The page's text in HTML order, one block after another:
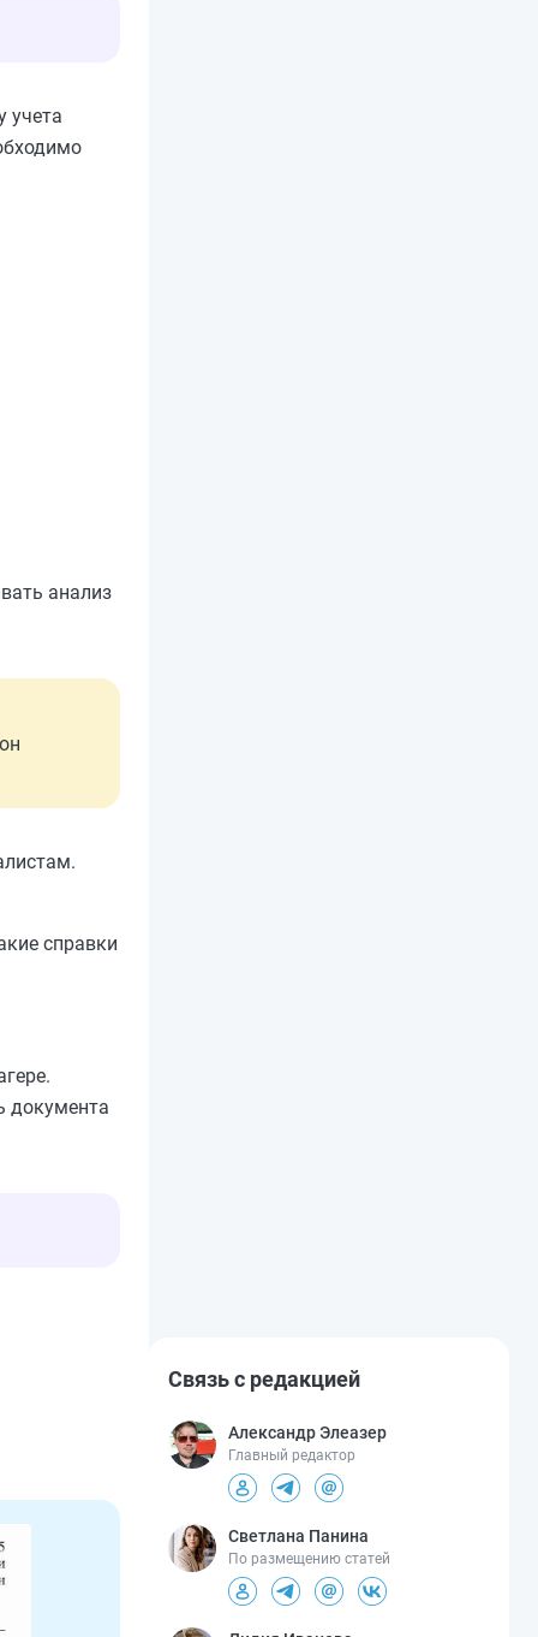
учета
анализ
справки
документа
Связь с редакцией
Александр Элеазер
Главный редактор
Светлана Панина
По размещению статей